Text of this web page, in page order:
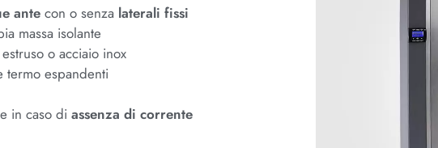
ante con o senza laterali fissi
massa isolante
o acciaio inox
termo espandenti
in caso di assenza di corrente